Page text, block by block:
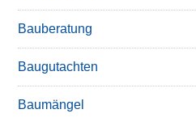
Bauberatung
Baugutachten
Baumängel